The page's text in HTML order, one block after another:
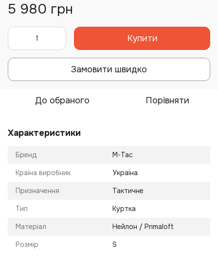
5 980 грн
Купити
Замовити швидко
До обраного Порівняти
Характеристики
Бренд M-Tac
Країна виробник Україна
Призначення Тактичне
Тип Куртка
Матеріал Нейлон / Primaloft
Розмір S